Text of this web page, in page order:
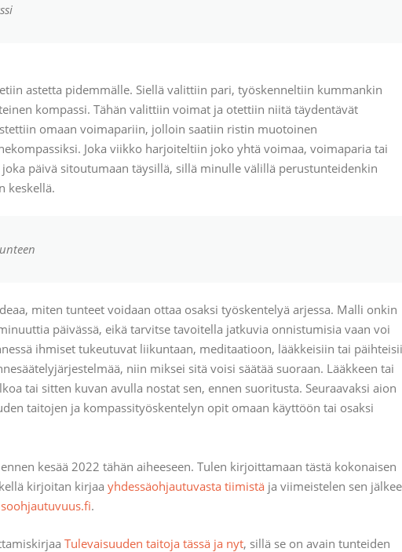
astetta pidemmälle. Siellä valittiin pari, työskenneltiin kummankin
kompassi. Tähän valittiin voimat ja otettiin niitä täydentävät
omaan voimapariin, jolloin saatiin ristin muotoinen
Joka viikko harjoiteltiin joko yhtä voimaa, voimaparia tai
päivä sitoutumaan täysillä, sillä minulle välillä perustunteidenkin
keskellä.
miten tunteet voidaan ottaa osaksi työskentelyä arjessa. Malli onkin
päivässä, eikä tarvitse tavoitella jatkuvia onnistumisia vaan voi
ihmiset tukeutuvat liikuntaan, meditaatioon, lääkkeisiin tai
niin miksei sitä voisi säätää suoraan. Lääkkeen tai
tai sitten kuvan avulla nostat sen, ennen suoritusta. Seuraavaksi aion
taitojen ja kompassityöskentelyn opit omaan käyttöön tai osaksi
kesää 2022 tähän aiheeseen. Tulen kirjoittamaan tästä kokonaisen
kirjoitan kirjaa yhdessäohjautuvasta tiimistä ja viimeistelen sen
.
Tulevaisuuden taitoja tässä ja nyt, sillä se on avain tunteiden